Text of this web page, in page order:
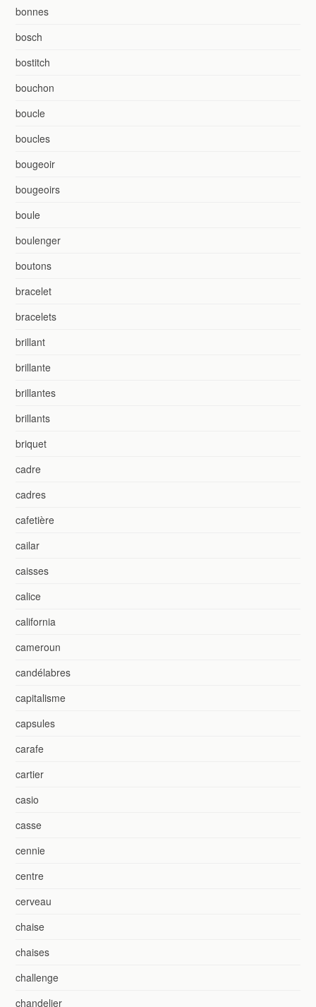
bonnes
bosch
bostitch
bouchon
boucle
boucles
bougeoir
bougeoirs
boule
boulenger
boutons
bracelet
bracelets
brillant
brillante
brillantes
brillants
briquet
cadre
cadres
cafetière
cailar
caisses
calice
california
cameroun
candélabres
capitalisme
capsules
carafe
cartier
casio
casse
cennie
centre
cerveau
chaise
chaises
challenge
chandelier